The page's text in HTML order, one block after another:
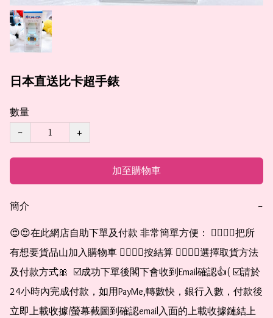
日本直送比卡超手錶
數量
−
+
加至購物車
簡介 −
😍😍在此網店自助下單及付款 非常簡單方便： 👉🏻👉🏻把所
有想要貨品山加入購物車 👉🏻👉🏻按結算 👉🏻👉🏻選擇取貨方法
及付款方式🎀  ☑️成功下單後閣下會收到Email確認👍( ☑️請於
24小時內完成付款，如用PayMe,轉數快，銀行入數，付款後
立即上載收據/螢幕截圖到確認email入面的上載收據鏈結上